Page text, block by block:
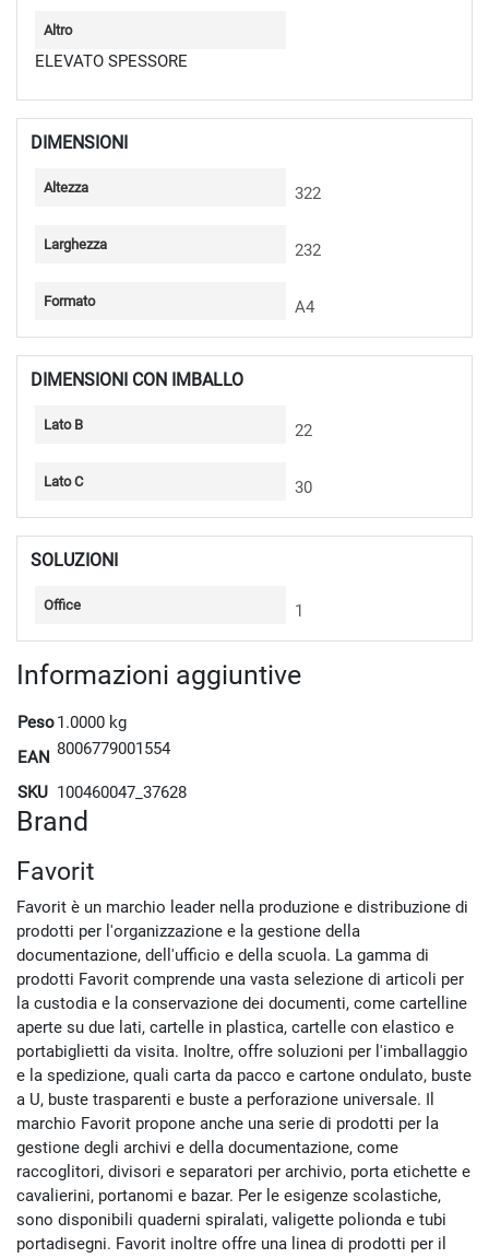
Altro
ELEVATO SPESSORE
DIMENSIONI
Altezza 322
Larghezza 232
Formato A4
DIMENSIONI CON IMBALLO
Lato B 22
Lato C 30
SOLUZIONI
Office 1
Informazioni aggiuntive
Peso1.0000 kg
EAN 8006779001554
SKU 100460047_37628
Brand
Favorit
Favorit è un marchio leader nella produzione e distribuzione di
prodotti per l'organizzazione e la gestione della
documentazione, dell'ufficio e della scuola. La gamma di
prodotti Favorit comprende una vasta selezione di articoli per
la custodia e la conservazione dei documenti, come cartelline
aperte su due lati, cartelle in plastica, cartelle con elastico e
portabiglietti da visita. Inoltre, offre soluzioni per l'imballaggio
e la spedizione, quali carta da pacco e cartone ondulato, buste
a U, buste trasparenti e buste a perforazione universale. Il
marchio Favorit propone anche una serie di prodotti per la
gestione degli archivi e della documentazione, come
raccoglitori, divisori e separatori per archivio, porta etichette e
cavalierini, portanomi e bazar. Per le esigenze scolastiche,
sono disponibili quaderni spiralati, valigette polionda e tubi
portadisegni. Favorit inoltre offre una linea di prodotti per il